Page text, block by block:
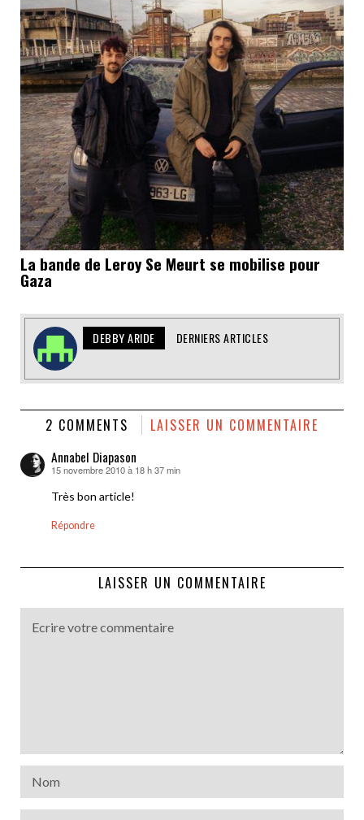
La bande de Leroy Se Meurt se mobilise pour
Gaza
DEBBY ARIDE DERNIERS ARTICLES
2 COMMENTS LAISSER UN COMMENTAIRE
Annabel Diapason
dit :
15 novembre 2010 à 18 h 37 min
Très bon article!
Répondre
LAISSER UN COMMENTAIRE